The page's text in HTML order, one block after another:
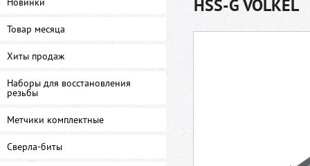
Товар месяца
Хиты продаж
Наборы для восстановления
резьбы
Метчики комплектные
Сверла-биты
HSS-G VOLKEL